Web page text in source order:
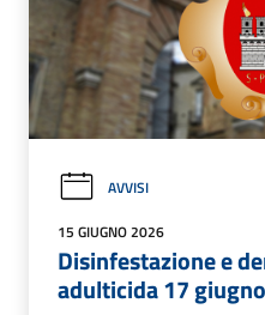
AVVISI
15 GIUGNO 2026
Disinfestazione e
adulticida 17